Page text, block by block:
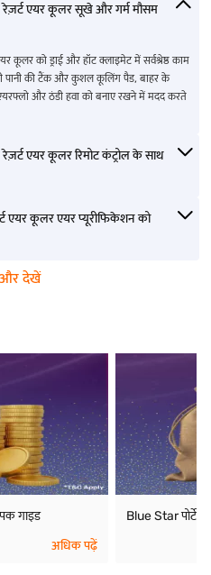
एयर कूलर सूखे और गर्म मौसम
को ड्राई और हॉट क्लाइमेट में सर्वश्रेष्ठ काम
पानी की टैंक और कुशल कूलिंग पैड, बाहर के
और ठंडी हवा को बनाए रखने में मदद करते
एयर कूलर रिमोट कंट्रोल के साथ
कूलर एयर प्यूरीफिकेशन को
और देखें
गाइड
अधिक पढ़ें
Blue Star